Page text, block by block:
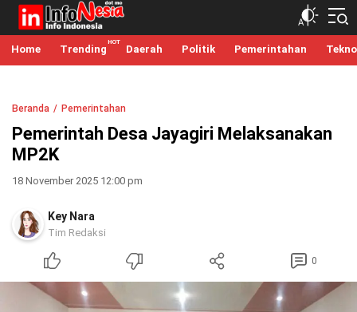
infonesia.me
Info Indonesia
Home Trending Daerah Politik Pemerintahan Tekno
Beranda Pemerintahan
Pemerintah Desa Jayagiri Melaksanakan
MP2K
18 November 2025 12:00 pm
Key Nara
Tim Redaksi
0